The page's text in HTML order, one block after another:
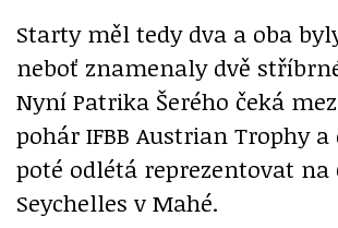
Starty měl tedy dva a oba
neboť znamenaly dvě
Nyní Patrika Šerého čeká
pohár IFBB Austrian Trophy a
poté odlétá reprezentovat na
Seychelles v Mahé.